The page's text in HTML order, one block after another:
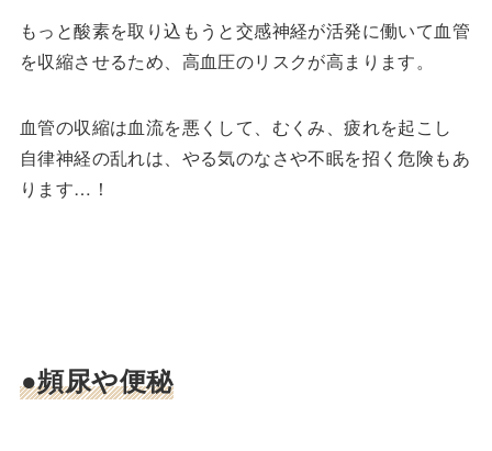
もっと酸素を取り込もうと交感神経が活発に働いて血管
を収縮させるため、高血圧のリスクが高まります。
血管の収縮は血流を悪くして、むくみ、疲れを起こし
自律神経の乱れは、やる気のなさや不眠を招く危険もあ
ります…！
●頻尿や便秘